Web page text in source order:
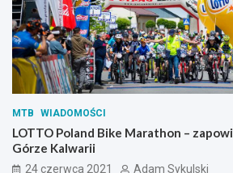
MTB WIADOMOŚCI
LOTTO Poland Bike Marathon –
Górze Kalwarii
24 czerwca 2021 Adam Sykulski